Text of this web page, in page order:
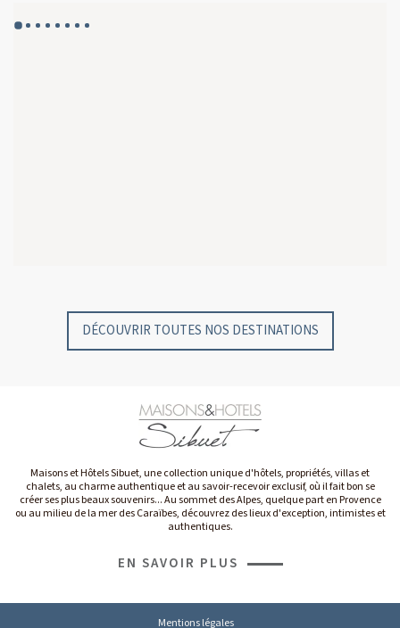
DÉCOUVRIR TOUTES NOS DESTINATIONS
Maisons et Hôtels Sibuet, une collection unique d'hôtels, propriétés, villas et
chalets, au charme authentique et au savoir-recevoir exclusif, où il fait bon se
créer ses plus beaux souvenirs... Au sommet des Alpes, quelque part en Provence
ou au milieu de la mer des Caraïbes, découvrez des lieux d'exception, intimistes et
authentiques.
EN SAVOIR PLUS
Mentions légales